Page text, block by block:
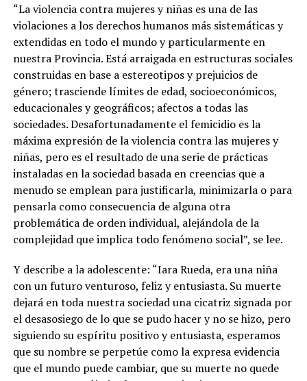
“La violencia contra mujeres y niñas es una de las
violaciones a los derechos humanos más sistemáticas y
extendidas en todo el mundo y particularmente en
nuestra Provincia. Está arraigada en estructuras sociales
construidas en base a estereotipos y prejuicios de
género; trasciende límites de edad, socioeconómicos,
educacionales y geográficos; afectos a todas las
sociedades. Desafortunadamente el femicidio es la
máxima expresión de la violencia contra las mujeres y
niñas, pero es el resultado de una serie de prácticas
instaladas en la sociedad basada en creencias que a
menudo se emplean para justificarla, minimizarla o para
pensarla como consecuencia de alguna otra
problemática de orden individual, alejándola de la
complejidad que implica todo fenómeno social”, se lee.
Y describe a la adolescente: “Iara Rueda, era una niña
con un futuro venturoso, feliz y entusiasta. Su muerte
dejará en toda nuestra sociedad una cicatriz signada por
el desasosiego de lo que se pudo hacer y no se hizo, pero
siguiendo su espíritu positivo y entusiasta, esperamos
que su nombre se perpetúe como la expresa evidencia
que el mundo puede cambiar, que su muerte no quede